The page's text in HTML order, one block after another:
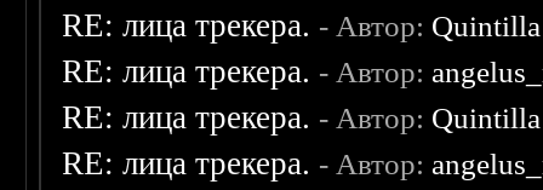
RE: лица трекера. - Автор: Quintilla
RE: лица трекера. - Автор:
RE: лица трекера. - Автор: Quintilla
RE: лица трекера. - Автор: